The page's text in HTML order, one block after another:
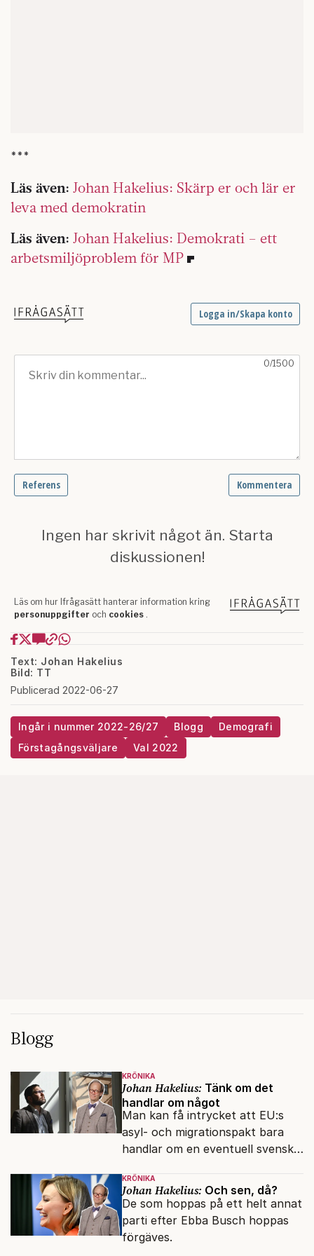
***
Läs även: Johan Hakelius: Skärp er och lär er
leva med demokratin
Läs även: Johan Hakelius: Demokrati – ett
arbetsmiljöproblem för MP
Text: Johan Hakelius
Bild: TT
Publicerad 2022-06-27
Ingår i nummer 2022-26/27 Blogg
Demografi
Förstagångsväljare
Val 2022
Blogg
KRÖNIKA
Johan Hakelius: Tänk om det
handlar om något
Man kan få intrycket att EU:s
asyl- och migrationspakt bara
handlar om en eventuell svensk
KRÖNIKA
Johan Hakelius: Och sen, då?
De som hoppas på ett helt annat
parti efter Ebba Busch hoppas
förgäves.